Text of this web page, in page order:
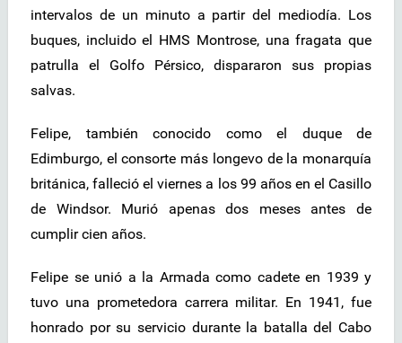
intervalos de un minuto a partir del mediodía. Los
buques, incluido el HMS Montrose, una fragata que
patrulla el Golfo Pérsico, dispararon sus propias
salvas.
Felipe, también conocido como el duque de
Edimburgo, el consorte más longevo de la monarquía
británica, falleció el viernes a los 99 años en el Casillo
de Windsor. Murió apenas dos meses antes de
cumplir cien años.
Felipe se unió a la Armada como cadete en 1939 y
tuvo una prometedora carrera militar. En 1941, fue
honrado por su servicio durante la batalla del Cabo